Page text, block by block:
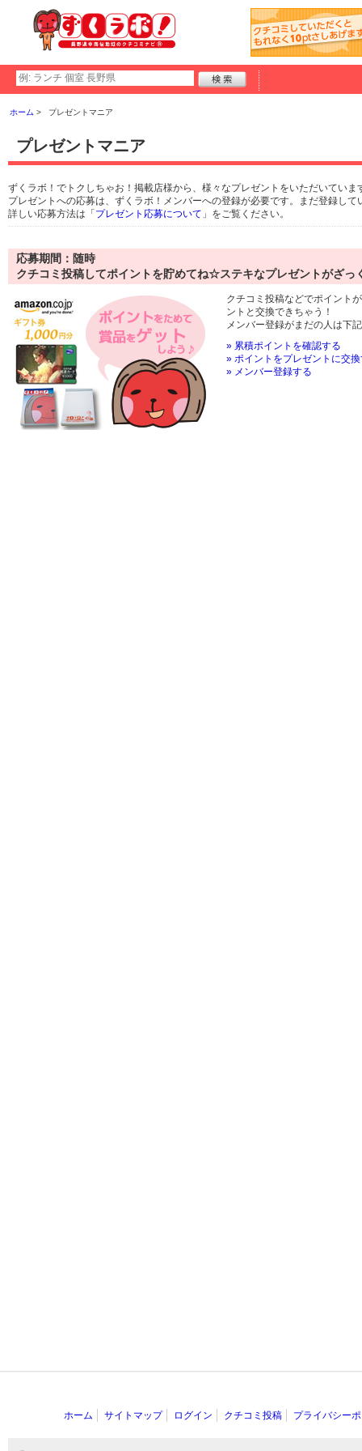
ホーム プレゼントマニア
プレゼントマニア
ずくラボ！でトクしちゃお！掲載店様から、様々なプレゼントをいただいてい
プレゼントへの応募は、ずくラボ！メンバーへの登録が必要です。まだ登録して
詳しい応募方法は「 プレゼント応募について 」をご覧ください。
応募期間：随時
クチコミ投稿してポイントを貯めてね☆ステキなプレゼントがざっ
クチコミ投稿などでポイント
ントと交換できちゃう！
メンバー登録がまだの人は下
» 累積ポイントを確認する
» ポイントをプレゼントに交
» メンバー登録する
ホーム サイトマップ ログイン クチコミ投稿 プライバシー